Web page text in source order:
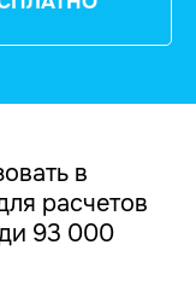
в
расчетов
93 000